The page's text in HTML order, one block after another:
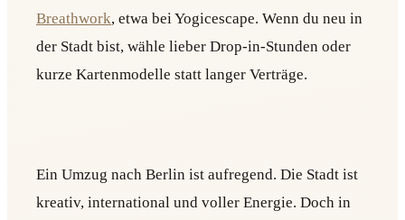
Breathwork, etwa bei Yogicescape. Wenn du neu in
der Stadt bist, wähle lieber Drop-in-Stunden oder
kurze Kartenmodelle statt langer Verträge.
Ein Umzug nach Berlin ist aufregend. Die Stadt ist
kreativ, international und voller Energie. Doch in